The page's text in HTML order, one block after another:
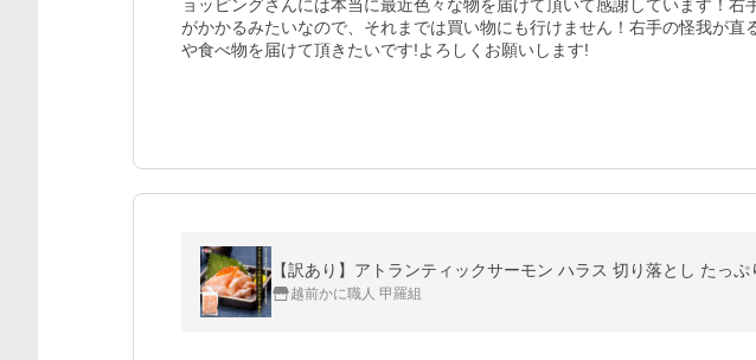
ョッピングさんには本当に最近色々な物を届けて頂いて感謝しています！右
がかかるみたいなので、それまでは買い物にも行けません！右手の怪我が直
や食べ物を届けて頂きたいです!よろしくお願いします!
【訳あり】アトランティックサーモン ハラス 切り落とし たっ
越前かに職人 甲羅組